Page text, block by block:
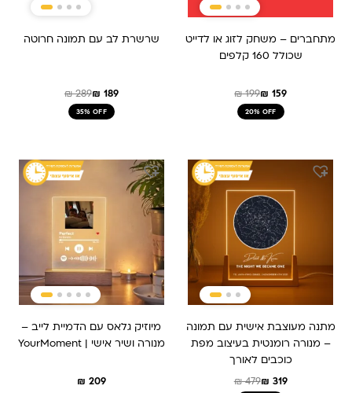
מתחברים – משחק לזוג או לדייט
שכולל 160 קלפים
₪199₪ 159
20% OFF
שרשרת לב עם תמונה חרוטה
₪289₪ 189
35% OFF
מתנה מעוצבת אישית עם תמונה
– מנורה רומנטית בעיצוב מפת
כוכבים לאורך
₪479
המחיר
היה:
₪ 319
המחיר
הוא:
מיוזיק גלאס עם הדמיית לייב –
מנורה ושיר אישי | YourMoment
₪ 209